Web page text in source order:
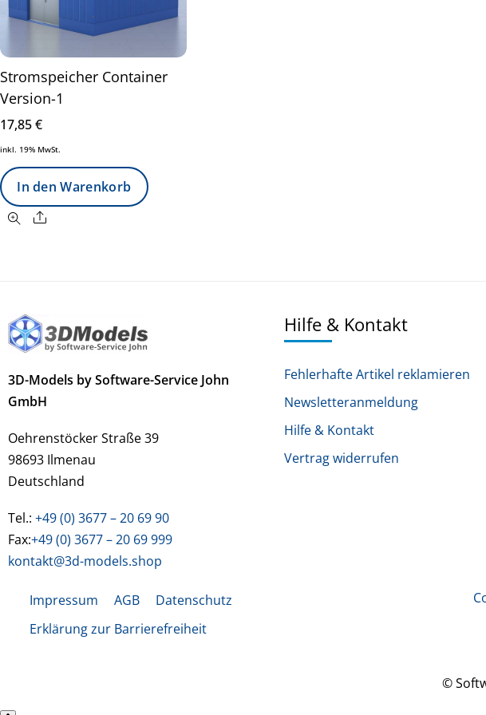
Stromspeicher Container
Version-1
17,85€
inkl. 19% MwSt.
In den Warenkorb
Share
3D-Models by Software-Service John
GmbH
Oehrenstöcker Straße 39
98693 Ilmenau
Deutschland
Tel.: +49 (0) 3677 – 20 69 90
Fax:+49 (0) 3677 – 20 69 999
kontakt@3d-models.shop
Hilfe & Kontakt
Fehlerhafte Artikel reklamieren
Newsletteranmeldung
Hilfe & Kontakt
Vertrag widerrufen
Impressum AGB
Datenschutz
Erklärung zur Barrierefreiheit
©